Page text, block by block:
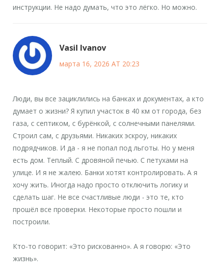
инструкции. Не надо думать, что это лёгко. Но можно.
Vasil Ivanov
марта 16, 2026 AT 20:23
Люди, вы все зациклились на банках и документах, а кто
думает о жизни? Я купил участок в 40 км от города, без
газа, с септиком, с бурёнкой, с солнечными панелями.
Строил сам, с друзьями. Никаких эскроу, никаких
подрядчиков. И да - я не попал под льготы. Но у меня
есть дом. Теплый. С дровяной печью. С петухами на
улице. И я не жалею. Банки хотят контролировать. А я
хочу жить. Иногда надо просто отключить логику и
сделать шаг. Не все счастливые люди - это те, кто
прошёл все проверки. Некоторые просто пошли и
построили.
Кто-то говорит: «Это рискованно». А я говорю: «Это
жизнь».